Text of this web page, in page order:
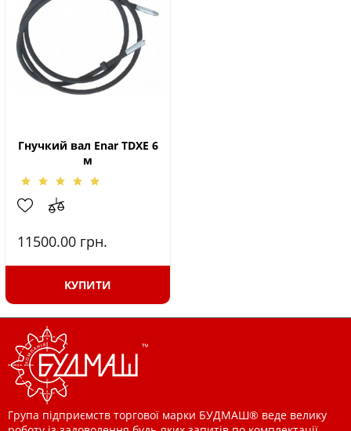
Гнучкий вал Enar TDXE 6
м
11500.00 грн.
КУПИТИ
Група підприємств торгової марки БУДМАШ® веде велику